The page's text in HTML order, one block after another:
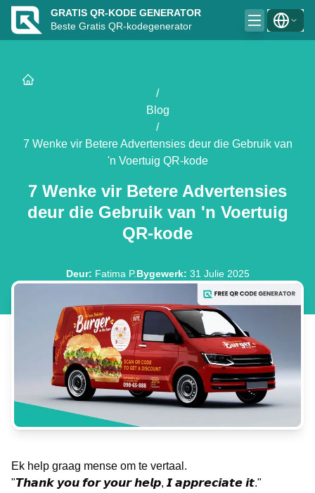
GRATIS QR-KODE GENERATOR
Beste Gratis QR-kodegenerator
/
Blog
/
7 Wenke vir Betere Advertensies deur die Gebruik van
'n Voertuig QR-kode
7 Wenke vir Betere Advertensies
deur die Gebruik van 'n Voertuig
QR-kode
Deur: Fatima P.Bygewerk: 31 Julie 2025
Ek help graag mense om te vertaal.
"𝙏𝙝𝙖𝙣𝙠 𝙮𝙤𝙪 𝙛𝙤𝙧 𝙮𝙤𝙪𝙧 𝙝𝙚𝙡𝙥, 𝙄 𝙖𝙥𝙥𝙧𝙚𝙘𝙞𝙖𝙩𝙚 𝙞𝙩."